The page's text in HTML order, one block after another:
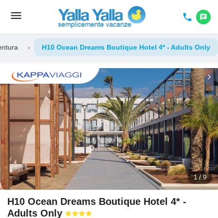
Toggle
menu phone chat
› H10 Ocean Dreams Boutique Hotel 4* - Adults Only
chevron_left chevron_right
1 / 9
H10 Ocean Dreams Boutique Hotel 4* -
Adults Only